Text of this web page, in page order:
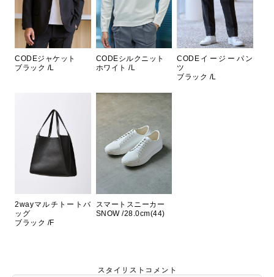
CODEジャケット
ブラック /L
CODEシルクニット
ホワイト /L
CODEイージーパン
ツ
ブラック /L
2wayマルチトートバ
ッグ
ブラック /F
スマートスニーカー
SNOW /28.0cm(44)
スタイリストコメント